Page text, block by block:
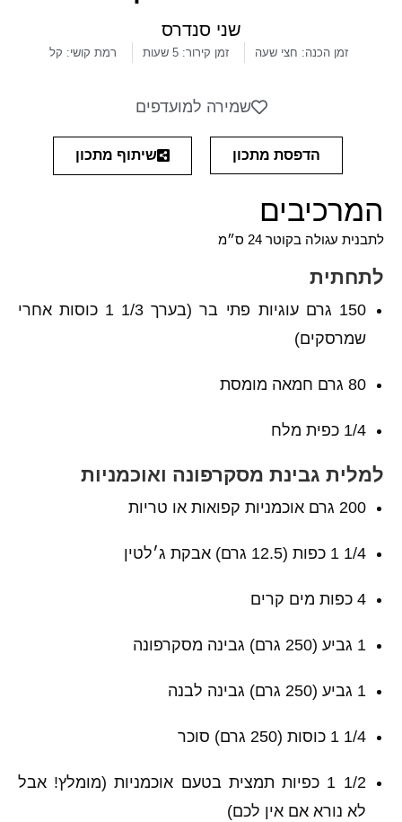
שני סנדרס
זמן הכנה: חצי שעה זמן קירור: 5 שעות רמת קושי: קל
שמירה למועדפים
הדפסת מתכון שיתוף מתכון
המרכיבים
לתבנית עגולה בקוטר 24 ס״מ
לתחתית
150 גרם עוגיות פתי בר (בערך 1/3 1 כוסות אחרי
שמרסקים)
80 גרם חמאה מומסת
1/4 כפית מלח
למלית גבינת מסקרפונה ואוכמניות
200 גרם אוכמניות קפואות או טריות
1/4 1 כפות (12.5 גרם) אבקת ג׳לטין
4 כפות מים קרים
1 גביע (250 גרם) גבינה מסקרפונה
1 גביע (250 גרם) גבינה לבנה
1/4 1 כוסות (250 גרם) סוכר
1/2 1 כפיות תמצית בטעם אוכמניות (מומלץ! אבל
לא נורא אם אין לכם)